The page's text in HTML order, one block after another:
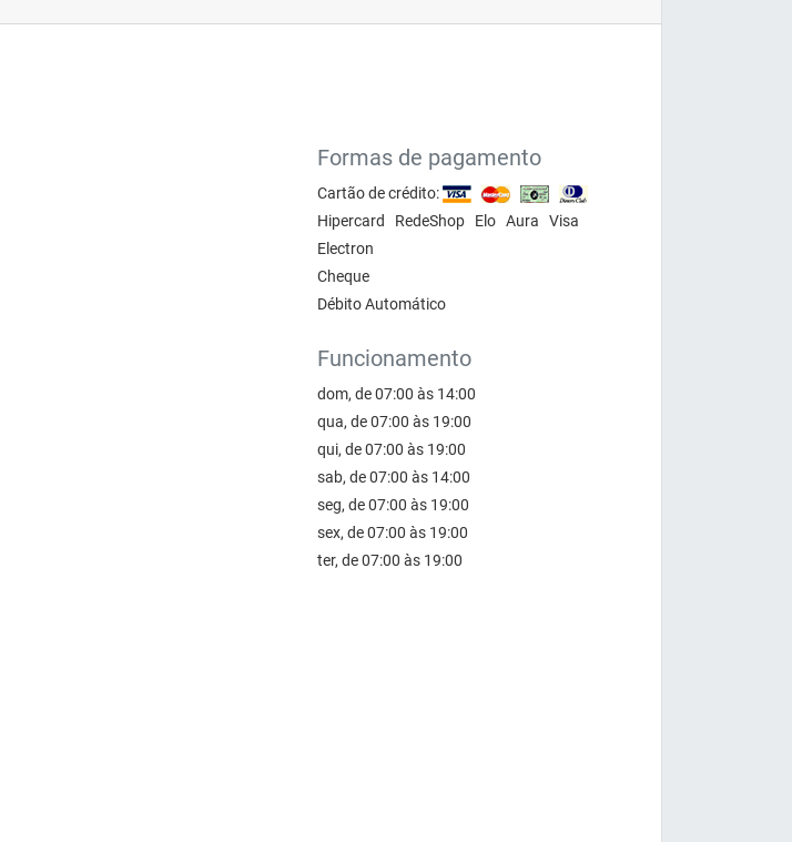
Formas de pagamento
Cartão de crédito:
Hipercard RedeShop Elo Aura Visa
Electron
Cheque
Débito Automático
Funcionamento
dom, de 07:00 às 14:00
qua, de 07:00 às 19:00
qui, de 07:00 às 19:00
sab, de 07:00 às 14:00
seg, de 07:00 às 19:00
sex, de 07:00 às 19:00
ter, de 07:00 às 19:00